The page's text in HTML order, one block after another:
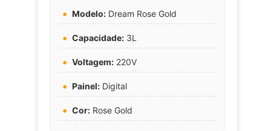
Modelo: Dream Rose Gold
Capacidade: 3L
Voltagem: 220V
Painel: Digital
Cor: Rose Gold